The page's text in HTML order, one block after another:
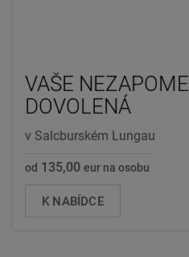
VAŠE
DOVOLENÁ
v Salcburském Lungau
od 135,00 eur na osobu
K NABÍDCE